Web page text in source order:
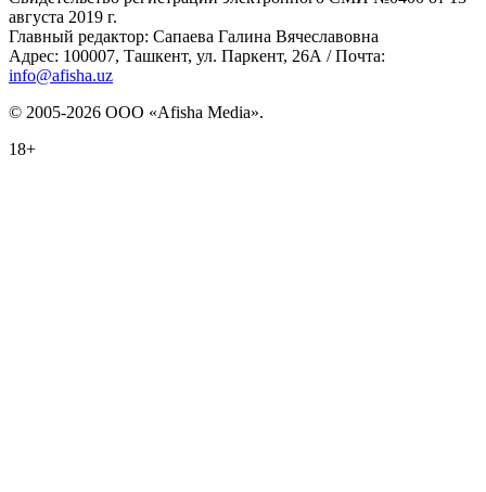
августа 2019 г.
Главный редактор: Сапаева Галина Вячеславовна
Адрес: 100007, Ташкент, ул. Паркент, 26А / Почта:
info@afisha.uz
© 2005-2026 ООО «Afisha Media».
18+